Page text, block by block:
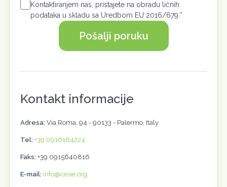
Kontaktiranjem nas, pristajete na obradu ličnih
podataka u skladu sa Uredbom EU 2016/679.*
Pošalji poruku
Kontakt informacije
Adresa: Via Roma, 94 - 90133 - Palermo, Italy
Tel: +39 0916164224
Faks: +39 0915640816
E-mail: info@cesie.org